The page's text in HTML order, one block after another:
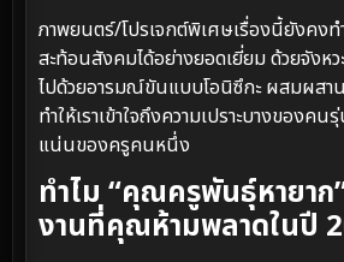
ภาพยนตร์/โปรเจกต์พิเศษเรื่องนี้ยังคงท
สะท้อนสังคมได้อย่างยอดเยี่ยม ด้วยจังหว
ไปด้วยอารมณ์ขันแบบโอนิซึกะ ผสมผสา
ทำให้เราเข้าใจถึงความเปราะบางของค
แน่นของครูคนหนึ่ง
ทำไม “คุณครูพันธุ์หายาก
งานที่คุณห้ามพลาดในปี